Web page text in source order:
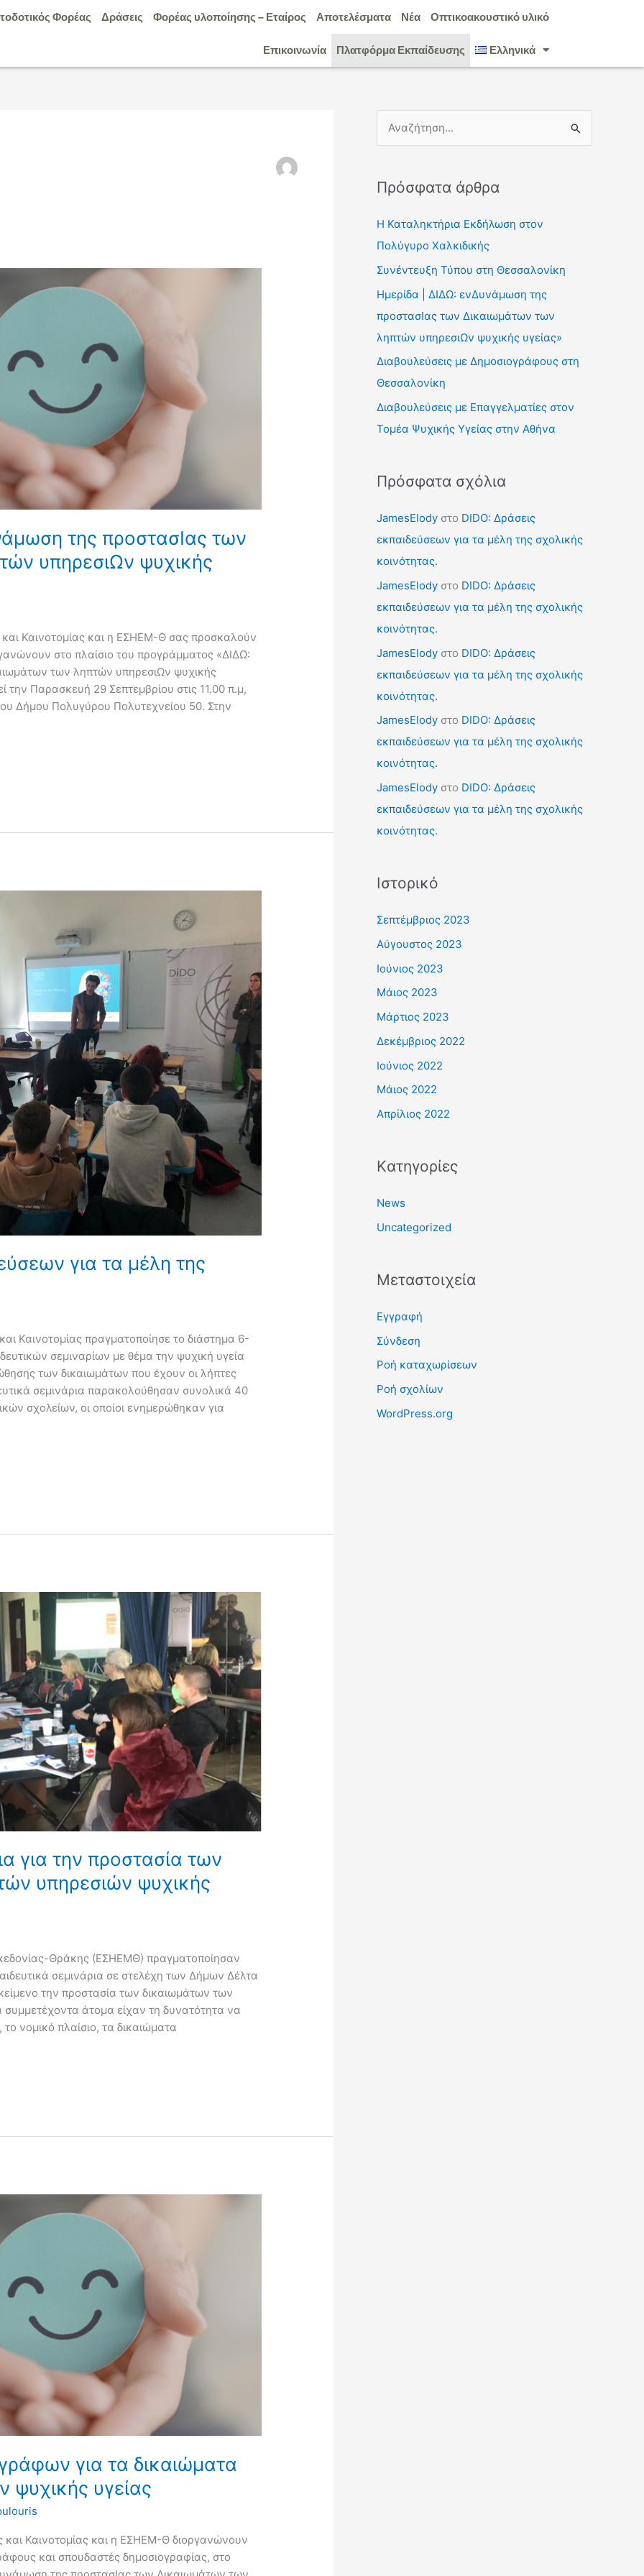
Φορέας Δράσεις Φορέας υλοποίησης – Εταίρος Αποτελέσματα Νέα Οπτικοακουστικό υλικό
Επικοινωνία Πλατφόρμα Εκπαίδευσης Ελληνικά
της προστασΙας των
υπηρεσιΩν ψυχικής
Καινοτομίας και η ΕΣΗΕΜ-Θ σας προσκαλούν
στο πλαίσιο του προγράμματος «ΔΙΔΩ:
των ληπτών υπηρεσιΩν ψυχικής
την Παρασκευή 29 Σεπτεμβρίου στις 11.00 π.μ,
Δήμου Πολυγύρου Πολυτεχνείου 50. Στην
για τα μέλη της
Καινοτομίας πραγματοποίησε το διάστημα 6-
σεμιναρίων με θέμα την ψυχική υγεία
των δικαιωμάτων που έχουν οι λήπτες
σεμινάρια παρακολούθησαν συνολικά 40
σχολείων, οι οποίοι ενημερώθηκαν για
για την προστασία των
υπηρεσιών ψυχικής
Θράκης (ΕΣΗΕΜΘ) πραγματοποίησαν
σεμινάρια σε στελέχη των Δήμων Δέλτα
την προστασία των δικαιωμάτων των
άτομα είχαν τη δυνατότητα να
νομικό πλαίσιο, τα δικαιώματα
για τα δικαιώματα
ψυχικής υγείας
Καινοτομίας και η ΕΣΗΕΜ-Θ διοργανώνουν
και σπουδαστές δημοσιογραφίας, στο
ζ
ή
τ
η
γ
ι
α
:
Πρόσφατα άρθρα
Η Καταληκτήρια Εκδήλωση στον
Πολύγυρο Χαλκιδικής
Συνέντευξη Τύπου στη Θεσσαλονίκη
Ημερίδα | ΔΙΔΩ: ενΔυνάμωση της
προστασΙας των Δικαιωμάτων των
ληπτών υπηρεσιΩν ψυχικής υγείας»
Διαβουλεύσεις με Δημοσιογράφους στη
Θεσσαλονίκη
Διαβουλεύσεις με Επαγγελματίες στον
Τομέα Ψυχικής Υγείας στην Αθήνα
Πρόσφατα σχόλια
JamesElody στο DIDO: Δράσεις
εκπαιδεύσεων για τα μέλη της σχολικής
κοινότητας.
JamesElody στο DIDO: Δράσεις
εκπαιδεύσεων για τα μέλη της σχολικής
κοινότητας.
JamesElody στο DIDO: Δράσεις
εκπαιδεύσεων για τα μέλη της σχολικής
κοινότητας.
JamesElody στο DIDO: Δράσεις
εκπαιδεύσεων για τα μέλη της σχολικής
κοινότητας.
JamesElody στο DIDO: Δράσεις
εκπαιδεύσεων για τα μέλη της σχολικής
κοινότητας.
Ιστορικό
Σεπτέμβριος 2023
Αύγουστος 2023
Ιούνιος 2023
Μάιος 2023
Μάρτιος 2023
Δεκέμβριος 2022
Ιούνιος 2022
Μάιος 2022
Απρίλιος 2022
Kατηγορίες
News
Uncategorized
Μεταστοιχεία
Εγγραφή
Σύνδεση
Ροή καταχωρίσεων
Ροή σχολίων
WordPress.org